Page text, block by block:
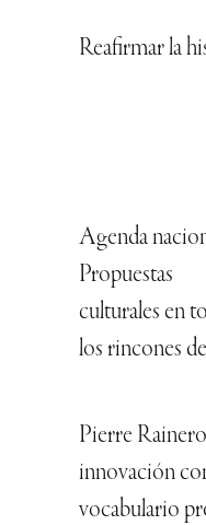
Reafirmar la
Agenda
Propuestas
culturales en
los rincones
Pierre
innovación
vocabulario